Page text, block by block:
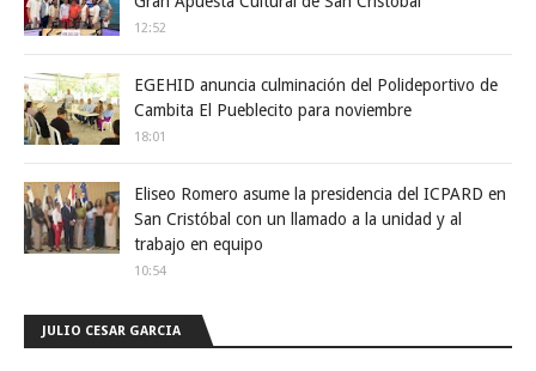
12:52
EGEHID anuncia culminación del Polideportivo de
Cambita El Pueblecito para noviembre
18:01
Eliseo Romero asume la presidencia del ICPARD en
San Cristóbal con un llamado a la unidad y al
trabajo en equipo
10:54
JULIO CESAR GARCIA